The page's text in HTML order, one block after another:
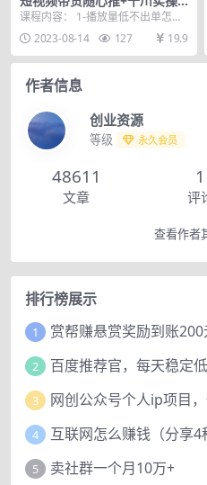
投放，带你从0到1快速起步，
产
课程内容： 1-播放量低不出单怎么
办.mp4 2-小店随心推基础讲解.mp
4 3...2023-08-14 127 19.9
作者信息
创业资源
等级 永久会员
48611
文章
1
评
查看作者
排行榜展示
1
2 百度推荐官，每天稳定
3
4 互联网怎么赚钱（分享4
5 卖社群一个月10万+